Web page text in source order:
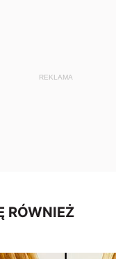
REKLAMA